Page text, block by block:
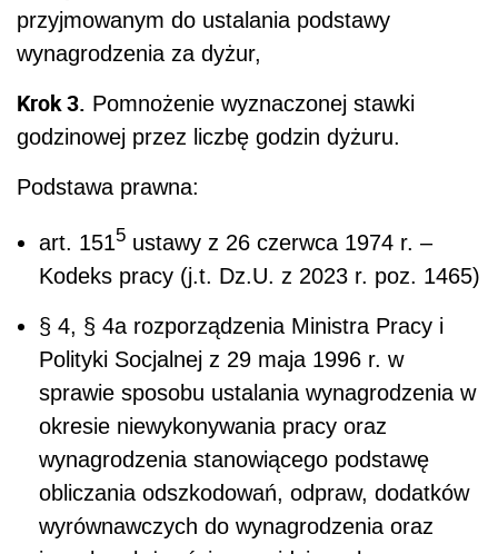
przyjmowanym do ustalania podstawy
wynagrodzenia za dyżur,
Krok 3. Pomnożenie wyznaczonej stawki
godzinowej przez liczbę godzin dyżuru.
Podstawa prawna:
art. 1515 ustawy z 26 czerwca 1974 r. –
Kodeks pracy (j.t. Dz.U. z 2023 r. poz. 1465)
§ 4, § 4a rozporządzenia Ministra Pracy i
Polityki Socjalnej z 29 maja 1996 r. w
sprawie sposobu ustalania wynagrodzenia w
okresie niewykonywania pracy oraz
wynagrodzenia stanowiącego podstawę
obliczania odszkodowań, odpraw, dodatków
wyrównawczych do wynagrodzenia oraz